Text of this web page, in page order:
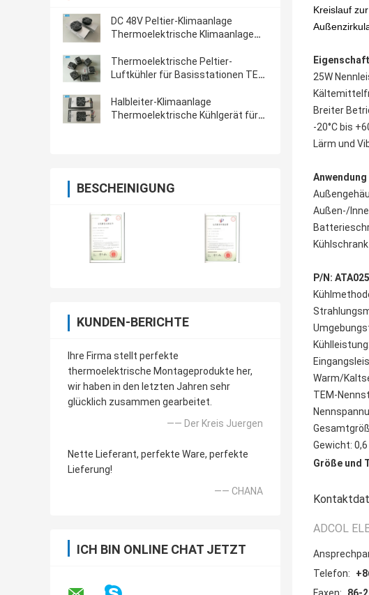
DC 48V Peltier-Klimaanlage
Thermoelektrische Klimaanlage
Thermoelektrische Peltier-
Luftkühler für Basisstationen TEC-
Halbleiter-Klimaanlage
Thermoelektrische Kühlgerät für
BESCHEINIGUNG
KUNDEN-BERICHTE
Ihre Firma stellt perfekte
thermoelektrische Montageprodukte her,
wir haben in den letzten Jahren sehr
glücklich zusammen gearbeitet.
—— Der Kreis Juergen
Nette Lieferant, perfekte Ware, perfekte
Lieferung!
—— CHANA
ICH BIN ONLINE CHAT JETZT
Kreislauf
25W
Breiter
-20°C bis
Lärm und
Anwendung
Außen-/
P/N:
Warm/
TEM-
Gewicht: 0,6
Größe und
ADCOL
Telefon: